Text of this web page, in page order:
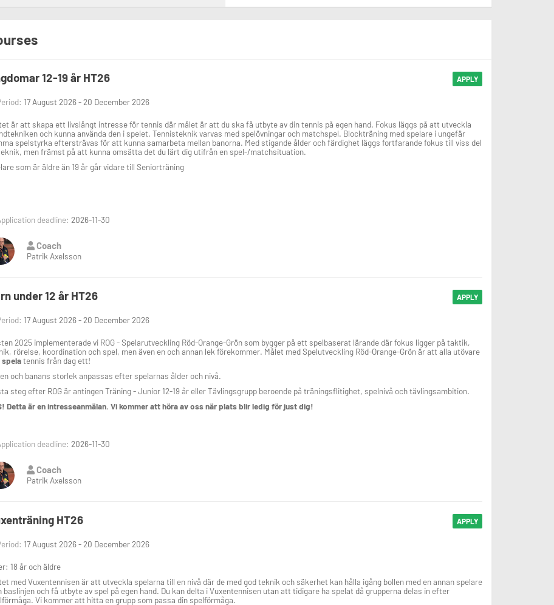
APPLY
12-19 år HT26
17 August 2026 - 20 December 2026
är att skapa ett livslångt intresse för tennis där målet är att du ska få utbyte av din tennis på egen hand. Fokus läggs på att utveckla
och kunna använda den i spelet. Tennisteknik varvas med spelövningar och matchspel. Blockträning med spelare i ungefär
spelstyrka eftersträvas för att kunna samarbeta mellan banorna. Med stigande ålder och färdighet läggs fortfarande fokus till viss del
men främst på att kunna omsätta det du lärt dig utifrån en spel-/matchsituation.
som är äldre än 19 år går vidare till Seniorträning
deadline: 2026-11-30
Coach
Patrik Axelsson
APPLY
under 12 år HT26
17 August 2026 - 20 December 2026
2025 implementerade vi ROG - Spelarutveckling Röd-Orange-Grön som bygger på ett spelbaserat lärande där fokus ligger på taktik,
rörelse, koordination och spel, men även en och annan lek förekommer. Målet med Spelutveckling Röd-Orange-Grön är att alla utövare
spelatennis från dag ett!
och banans storlek anpassas efter spelarnas ålder och nivå.
steg efter ROG är antingen Träning - Junior 12-19 år eller Tävlingsgrupp beroende på träningsflitighet, spelnivå och tävlingsambition.
Detta är en intresseanmälan. Vi kommer att höra av oss när plats blir ledig för just dig!
deadline: 2026-11-30
Coach
Patrik Axelsson
APPLY
HT26
17 August 2026 - 20 December 2026
18 år och äldre
med Vuxentennisen är att utveckla spelarna till en nivå där de med god teknik och säkerhet kan hålla igång bollen med en annan spelare
baslinjen och få utbyte av spel på egen hand. Du kan delta i Vuxentennisen utan att tidigare ha spelat då grupperna delas in efter
Vi kommer att hitta en grupp som passa din spelförmåga.